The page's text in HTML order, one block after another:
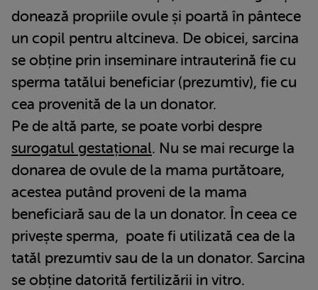
donează propriile ovule și poartă în pântece
un copil pentru altcineva. De obicei, sarcina
se obține prin inseminare intrauterină fie cu
sperma tatălui beneficiar (prezumtiv), fie cu
cea provenită de la un donator.
Pe de altă parte, se poate vorbi despre
surogatul gestațional. Nu se mai recurge la
donarea de ovule de la mama purtătoare,
acestea putând proveni de la mama
beneficiară sau de la un donator. În ceea ce
privește sperma, poate fi utilizată cea de la
tatăl prezumtiv sau de la un donator. Sarcina
se obține datorită fertilizării in vitro.